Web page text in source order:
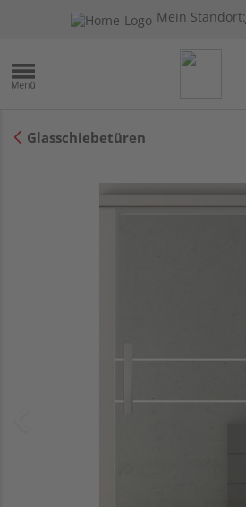
Mein Standort:
Glasschiebetüren